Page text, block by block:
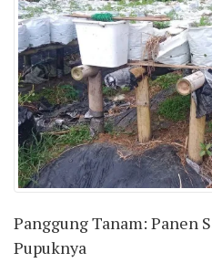
Panggung Tanam: Panen
Pupuknya